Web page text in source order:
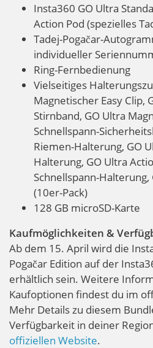
Insta360 GO Ultra
Action Pod (spezielles
Tadej-Pogačar-
individueller
Ring-Fernbedienung
Vielseitiges
Magnetischer Easy Clip,
Stirnband, GO Ultra
Schnellspann-
Riemen-Halterung, GO
Halterung, GO Ultra
Schnellspann-Halterung,
(10er-Pack)
128 GB microSD-Karte
Kaufmöglichkeiten &
Ab dem 15. April wird die
Pogačar Edition auf der
erhältlich sein. Weitere
Kaufoptionen findest du im
Mehr Details zu diesem
Verfügbarkeit in deiner
offiziellen Website.